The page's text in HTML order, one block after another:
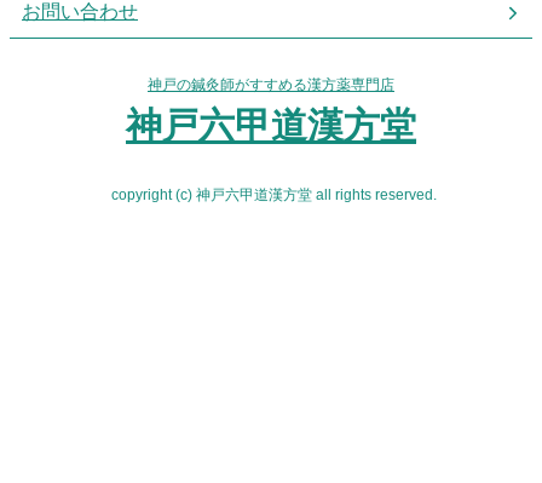
お問い合わせ
神戸の鍼灸師がすすめる漢方薬専門店
神戸六甲道漢方堂
copyright (c) 神戸六甲道漢方堂 all rights reserved.